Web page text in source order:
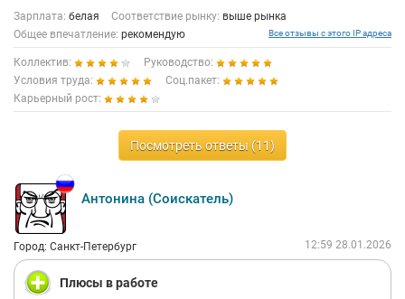
Зарплата: белая Соответствие рынку: выше рынка
Общее впечатление: рекомендую Все отзывы с этого IP адреса
Коллектив:
Руководство:
Условия труда:
Соц.пакет:
Карьерный рост:
Посмотреть ответы (11)
Антонина (Соискатель)
Город: Санкт-Петербург 12:59 28.01.2026
Плюсы в работе